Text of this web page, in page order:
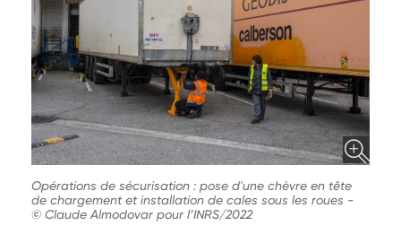
Opérations de sécurisation : pose d'une chèvre en tête
de chargement et installation de cales sous les roues -
© Claude Almodovar pour l’INRS/2022